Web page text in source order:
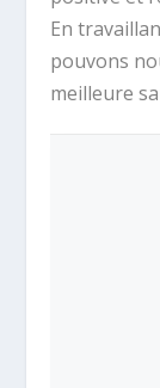
En
pouvons
meilleure